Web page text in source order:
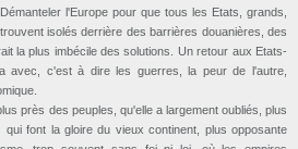
l'Europe pour que tous les Etats, grands,
isolés derrière des barrières douanières, des
la plus imbécile des solutions. Un retour aux Etats-
avec, c'est à dire les guerres, la peur de l'autre,
près des peuples, qu'elle a largement oubliés, plus
font la gloire du vieux continent, plus opposante